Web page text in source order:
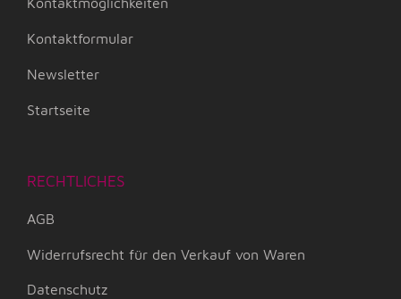
Kontaktformular
Newsletter
Startseite
RECHTLICHES
AGB
Widerrufsrecht für den Verkauf von Waren
Datenschutz